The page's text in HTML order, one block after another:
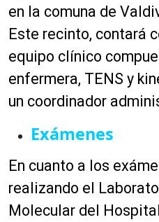
en la comuna de
Este recinto, contará
equipo clínico
enfermera, TENS y
un coordinador
Exámenes
En cuanto a los
realizando el
Molecular del